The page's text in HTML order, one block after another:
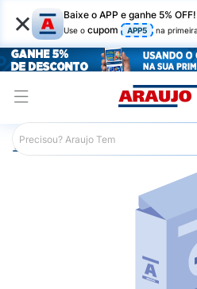
× Baixe o APP e ganhe 5% OFF!
Use o cupom APP5 na
Araujo Medicamentos